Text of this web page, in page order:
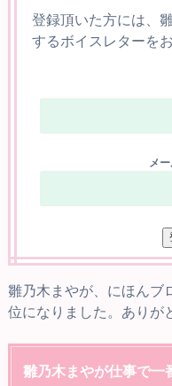
登録頂いた方には、
するボイスレターを
メ
雛乃木まやが、にほんブ
位になりました。ありが
雛乃木まやが仕事で一